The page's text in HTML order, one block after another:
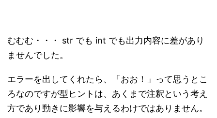
むむむ・・・ str でも int でも出力内容に差があり
ませんでした。
エラーを出してくれたら、「おお！」って思うとこ
ろなのですが型ヒントは、あくまで注釈という考え
方であり動きに影響を与えるわけではありません。